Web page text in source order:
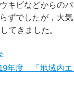
キビなどからの
ずでしたが，大
てきました。
年度 「地域内